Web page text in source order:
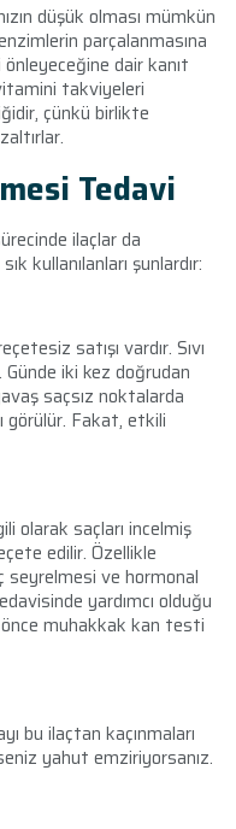
düşük olması mümkün
parçalanmasına
önleyeceğine dair kanıt
takviyeleri
çünkü birlikte
Tedavi
ilaçlar da
kullanılanları şunlardır:
satışı vardır. Sıvı
iki kez doğrudan
saçsız noktalarda
görülür. Fakat, etkili
olarak saçları incelmiş
edilir. Özellikle
seyrelmesi ve hormonal
yardımcı olduğu
önce muhakkak kan testi
bu ilaçtan kaçınmaları
yahut emziriyorsanız.